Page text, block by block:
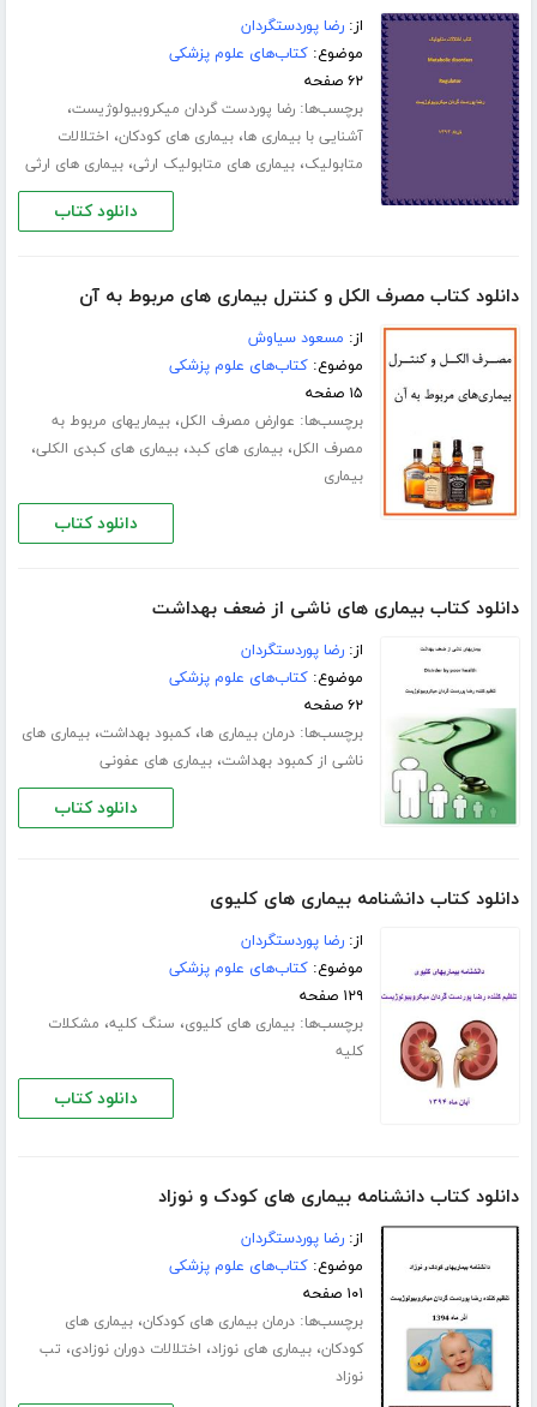
از:رضا پوردستگردان
موضوع:کتاب‌های علوم پزشکی
۶۲ صفحه
برچسب‌ها:رضا پوردست گردان میکروبیولوژیست،
آشنایی با بیماری ها،بیماری های کودکان، اختلالات
متابولیک،بیماری های متابولیک ارثی،بیماری های ارثی
دانلود کتاب
دانلود کتاب مصرف الکل و کنترل بیماری های مربوط به آن
از: مسعود سیاوش
موضوع:کتاب‌های علوم پزشکی
۱۵ صفحه
برچسب‌ها: عوارض مصرف الکل،بیماریهای مربوط به
مصرف الکل،بیماری های کبد،بیماری های کبدی الکلی،
بیماری
دانلود کتاب
دانلود کتاب بیماری های ناشی از ضعف بهداشت
از:رضا پوردستگردان
موضوع:کتاب‌های علوم پزشکی
۶۲ صفحه
برچسب‌ها:درمان بیماری ها،کمبود بهداشت،بیماری های
ناشی از کمبود بهداشت،بیماری های عفونی
دانلود کتاب
دانلود کتاب دانشنامه بیماری های کلیوی
از:رضا پوردستگردان
موضوع:کتاب‌های علوم پزشکی
۱۲۹ صفحه
برچسب‌ها:بیماری های کلیوی، سنگ کلیه، مشکلات
کلیه
دانلود کتاب
دانلود کتاب دانشنامه بیماری های کودک و نوزاد
از:رضا پوردستگردان
موضوع:کتاب‌های علوم پزشکی
۱۰۱ صفحه
برچسب‌ها:درمان بیماری های کودکان،بیماری های
کودکان،بیماری های نوزاد، اختلالات دوران نوزادی، تب
نوزاد